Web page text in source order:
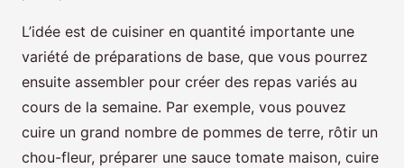
L’idée est de cuisiner en quantité importante une
variété de préparations de base, que vous pourrez
ensuite assembler pour créer des repas variés au
cours de la semaine. Par exemple, vous pouvez
cuire un grand nombre de pommes de terre, rôtir un
chou-fleur, préparer une sauce tomate maison, cuire